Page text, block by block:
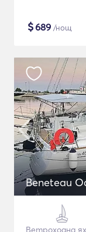
$689 /нощ
Beneteau
Ветроходна